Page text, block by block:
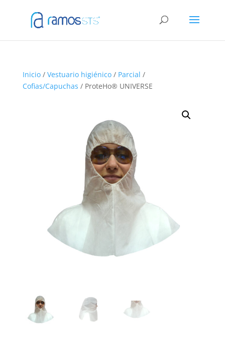
Inicio/ Vestuario higiénico/ Parcial /
Cofias/Capuchas / ProteHo® UNIVERSE